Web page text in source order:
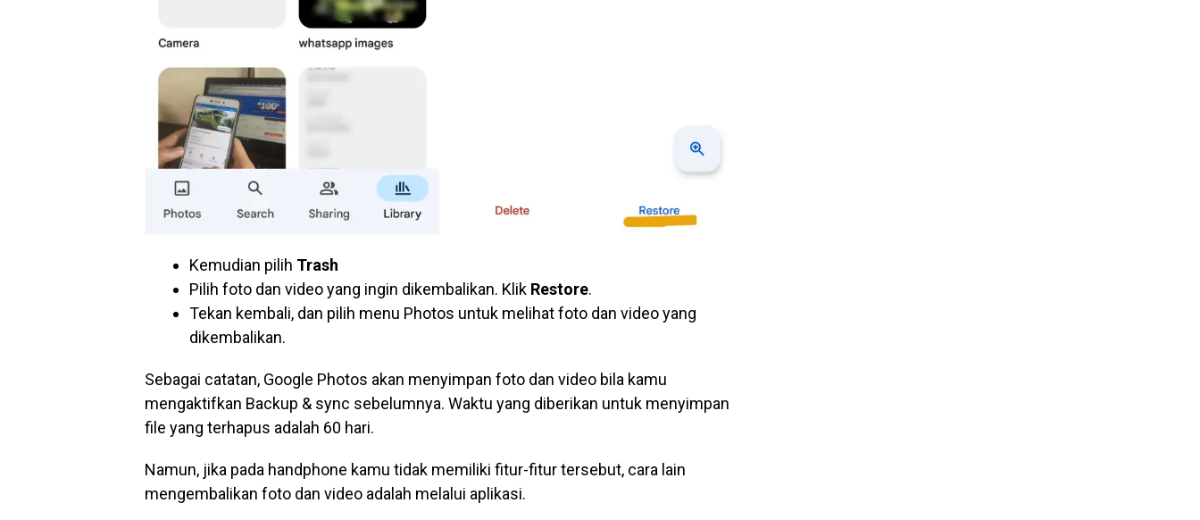
Kemudian pilih Trash
Pilih foto dan video yang ingin dikembalikan. Klik Restore.
Tekan kembali, dan pilih menu Photos untuk melihat foto dan video yang
dikembalikan.
Sebagai catatan, Google Photos akan menyimpan foto dan video bila kamu
mengaktifkan Backup & sync sebelumnya. Waktu yang diberikan untuk menyimpan
file yang terhapus adalah 60 hari.
Namun, jika pada handphone kamu tidak memiliki fitur-fitur tersebut, cara lain
mengembalikan foto dan video adalah melalui aplikasi.